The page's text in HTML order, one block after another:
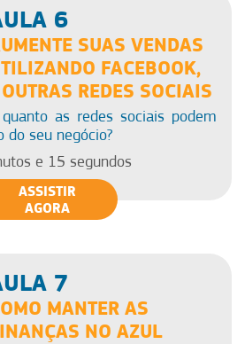
6
SUAS VENDAS
FACEBOOK,
REDES SOCIAIS
as redes sociais podem
do seu negócio?
e 15 segundos
ASSISTIR
AGORA
7
MANTER AS
NO AZUL